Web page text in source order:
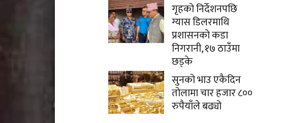
गृहको निर्देशनपछि
ग्यास डिलरमाथि
प्रशासनको कडा
निगरानी, १७ ठाउँमा
छड्के
सुनको भाउ एकैदिन
तोलामा चार हजार ८००
रुपैयाँले बढ्यो